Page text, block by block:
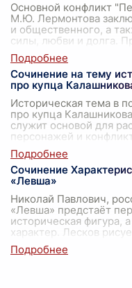
Основной конфликт
М.Ю. Лермонтова
и общественного, а
силы, любви и долга.
Сочинение на тему
про купца
Историческая тема в
про купца
служит основой для
персонажей и
Сочинение
«Левша»
Николай Павлович,
«Левша» предстаёт
историческая фигура,
характер. Лесков